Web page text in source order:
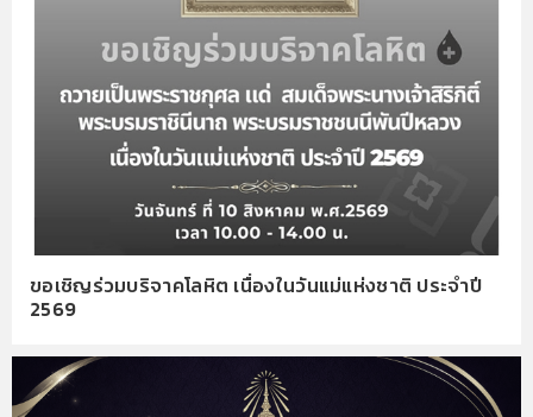
ขอเชิญร่วมบริจาคโลหิต เนื่องในวันแม่แห่งชาติ ประจำปี
2569